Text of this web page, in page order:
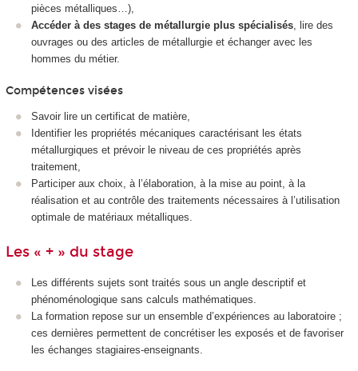
pièces métalliques…),
Accéder à des stages de métallurgie plus spécialisés , lire des
ouvrages ou des articles de métallurgie et échanger avec les
hommes du métier.
Compétences visées
Savoir lire un certificat de matière,
Identifier les propriétés mécaniques caractérisant les états
métallurgiques et prévoir le niveau de ces propriétés après
traitement,
Participer aux choix, à l’élaboration, à la mise au point, à la
réalisation et au contrôle des traitements nécessaires à l’utilisation
optimale de matériaux métalliques.
Les « + » du stage
Les différents sujets sont traités sous un angle descriptif et
phénoménologique sans calculs mathématiques.
La formation repose sur un ensemble d’expériences au laboratoire ;
ces dernières permettent de concrétiser les exposés et de favoriser
les échanges stagiaires-enseignants.